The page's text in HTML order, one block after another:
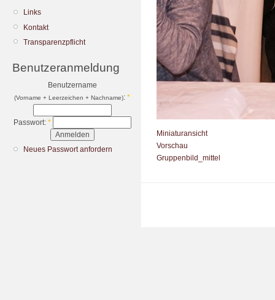
Links
Kontakt
Transparenzpflicht
Benutzeranmeldung
Benutzername
(Vorname + Leerzeichen + Nachname): *
Passwort: *
Neues Passwort anfordern
Miniaturansicht
Vorschau
Gruppenbild_mittel